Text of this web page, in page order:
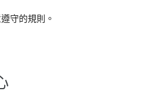
守的規則。